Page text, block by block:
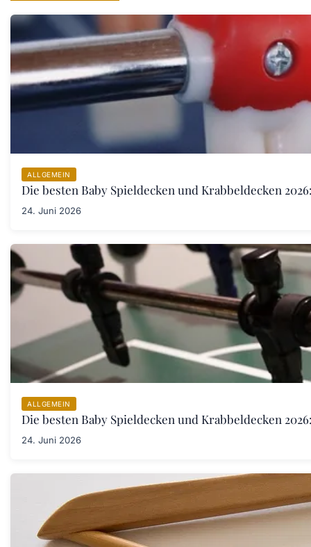
ALLGEMEIN
Die besten Baby Spieldecken und Krabbeldecken
24. Juni 2026
ALLGEMEIN
Die besten Baby Spieldecken und Krabbeldecken
24. Juni 2026